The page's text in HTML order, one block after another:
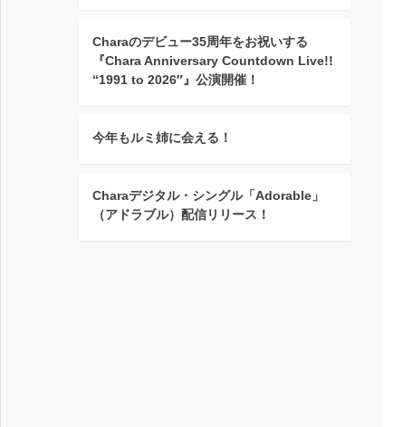
Charaのデビュー35周年をお祝いする
『Chara Anniversary Countdown Live!!
“1991 to 2026″』公演開催！
今年もルミ姉に会える！
Charaデジタル・シングル「Adorable」
（アドラブル）配信リリース！